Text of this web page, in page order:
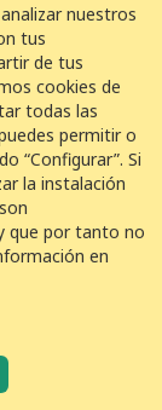
nuestros
tus
de tus
cookies de
todas las
permitir o
“Configurar”. Si
la instalación
que por tanto no
en